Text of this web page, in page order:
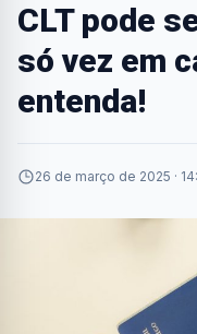
CLT pode
só vez em
entenda!
26 de março de 2025 ·